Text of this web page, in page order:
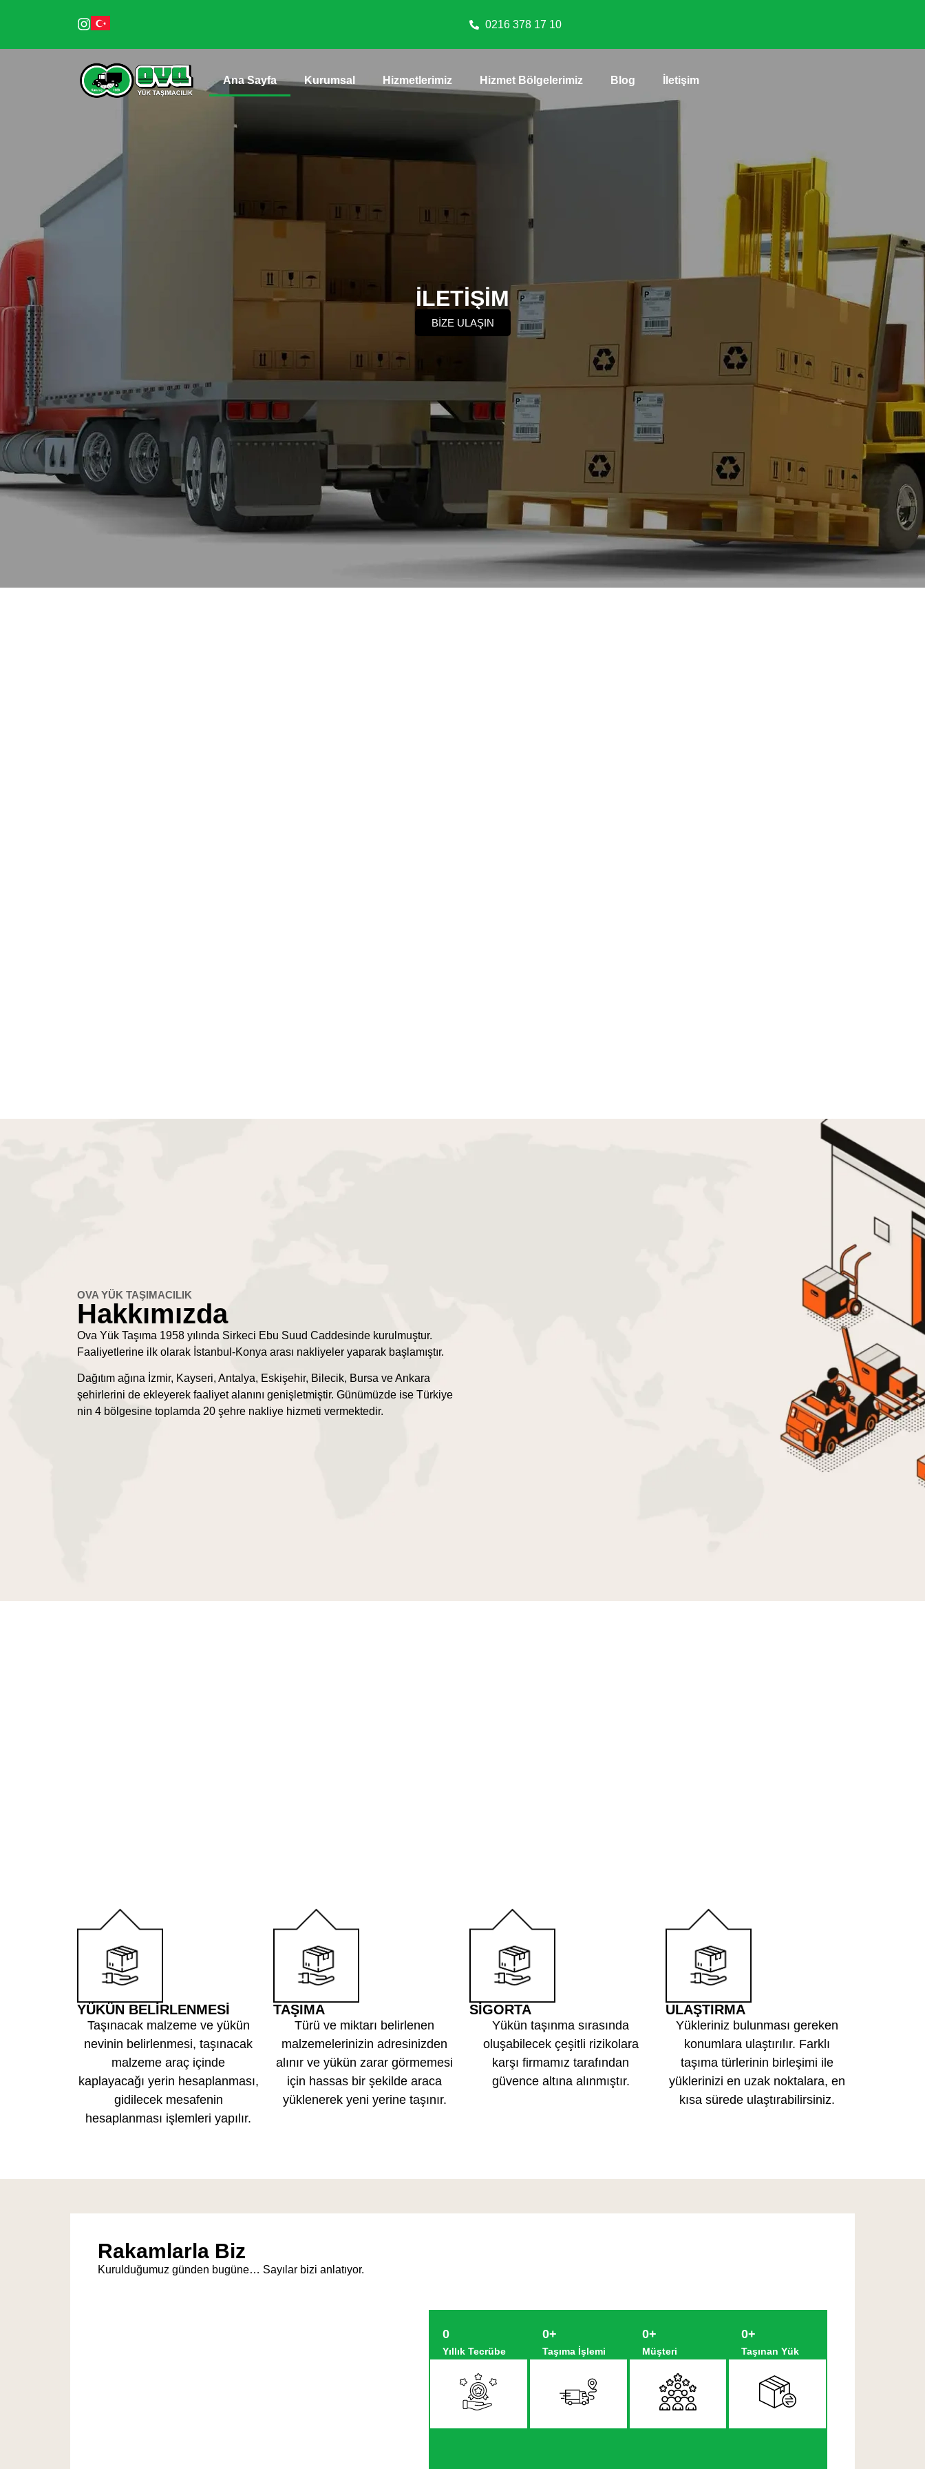
0216 378 17 10
Ana Sayfa Kurumsal Hizmetlerimiz Hizmet Bölgelerimiz Blog İletişim
İLETİŞİM
BİZE ULAŞIN
OVA YÜK TAŞIMACILIK
Hakkımızda
Ova Yük Taşıma 1958 yılında Sirkeci Ebu Suud Caddesinde kurulmuştur.
Faaliyetlerine ilk olarak İstanbul-Konya arası nakliyeler yaparak başlamıştır.
Dağıtım ağına İzmir, Kayseri, Antalya, Eskişehir, Bilecik, Bursa ve Ankara
şehirlerini de ekleyerek faaliyet alanını genişletmiştir. Günümüzde ise Türkiye
nin 4 bölgesine toplamda 20 şehre nakliye hizmeti vermektedir.
YÜKÜN BELİRLENMESİ
Taşınacak malzeme ve yükün
nevinin belirlenmesi, taşınacak
malzeme araç içinde
kaplayacağı yerin hesaplanması,
gidilecek mesafenin
hesaplanması işlemleri yapılır.
TAŞIMA
Türü ve miktarı belirlenen
malzemelerinizin adresinizden
alınır ve yükün zarar görmemesi
için hassas bir şekilde araca
yüklenerek yeni yerine taşınır.
SİGORTA
Yükün taşınma sırasında
oluşabilecek çeşitli rizikolara
karşı firmamız tarafından
güvence altına alınmıştır.
ULAŞTIRMA
Yükleriniz bulunması gereken
konumlara ulaştırılır. Farklı
taşıma türlerinin birleşimi ile
yüklerinizi en uzak noktalara, en
kısa sürede ulaştırabilirsiniz.
Rakamlarla Biz
Kurulduğumuz günden bugüne… Sayılar bizi anlatıyor.
Yıllık Tecrübe
0
Taşıma İşlemi
0+
Müşteri
0+
Taşınan Yük
0+